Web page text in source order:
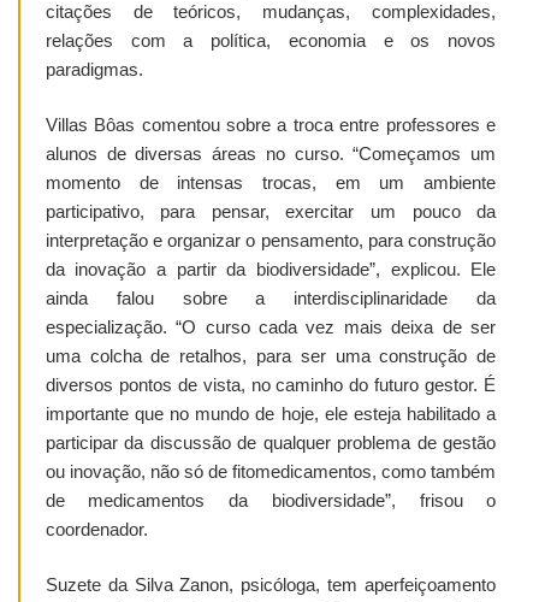
citações de teóricos, mudanças, complexidades,
relações com a política, economia e os novos
paradigmas.
Villas Bôas comentou sobre a troca entre professores e
alunos de diversas áreas no curso. “Começamos um
momento de intensas trocas, em um ambiente
participativo, para pensar, exercitar um pouco da
interpretação e organizar o pensamento, para construção
da inovação a partir da biodiversidade”, explicou. Ele
ainda falou sobre a interdisciplinaridade da
especialização. “O curso cada vez mais deixa de ser
uma colcha de retalhos, para ser uma construção de
diversos pontos de vista, no caminho do futuro gestor. É
importante que no mundo de hoje, ele esteja habilitado a
participar da discussão de qualquer problema de gestão
ou inovação, não só de fitomedicamentos, como também
de medicamentos da biodiversidade”, frisou o
coordenador.
Suzete da Silva Zanon, psicóloga, tem aperfeiçoamento